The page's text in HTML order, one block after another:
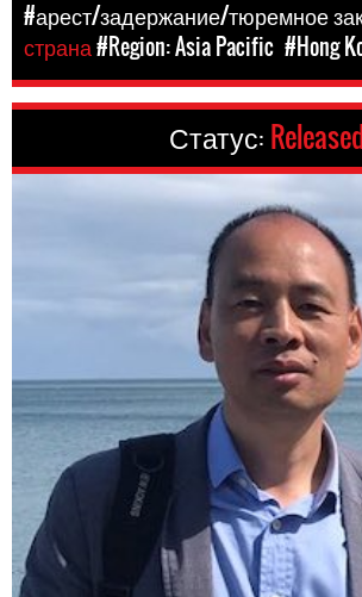
#арест/задержание/тюремное
страна#Region: Asia Pacific #Hong
Статус: